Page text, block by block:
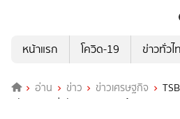
หน้าแรก
โควิด-19 ข่าวทั่วไ
อ่าน ข่าว ข่าวเศรษฐกิจ
สวัสดิการแห่งรัฐ” ครบ 124 เส้นทาง